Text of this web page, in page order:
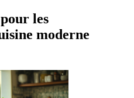
les
moderne